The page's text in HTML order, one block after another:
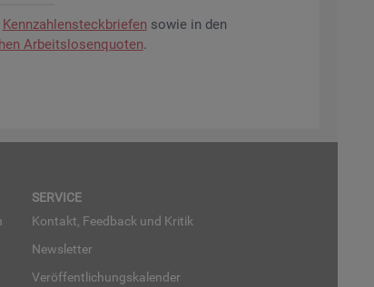
Kenn­zah­len­steck­brie­fen sowie in den
Ar­beits­lo­sen­quo­ten.
SER­VICE
Kon­takt, Feed­back und Kri­tik
News­let­ter
Ver­öf­fent­li­chungs­ka­len­der